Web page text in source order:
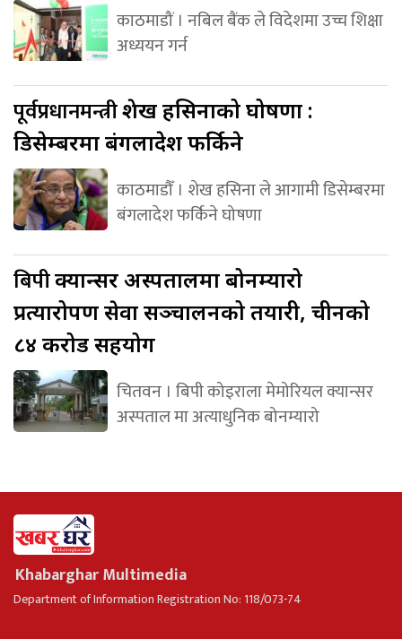
काठमाडौं । नबिल बैंक ले विदेशमा उच्च शिक्षा
अध्ययन गर्न
पूर्वप्रधानमन्त्रीशेख हसिनाको घोषणा :
डिसेम्बरमा बंगलादेश फर्किने
काठमाडौँ । शेख हसिना ले आगामी डिसेम्बरमा
बंगलादेश फर्किने घोषणा
बिपीक्यान्सर अस्पतालमा बोनम्यारो
प्रत्यारोपण सेवा सञ्चालनको तयारी, चीनको
८४ करोड सहयोग
चितवन । बिपी कोइराला मेमोरियल क्यान्सर
अस्पताल मा अत्याधुनिक बोनम्यारो
Khabarghar Multimedia
Department of Information Registration No: 118/073-74